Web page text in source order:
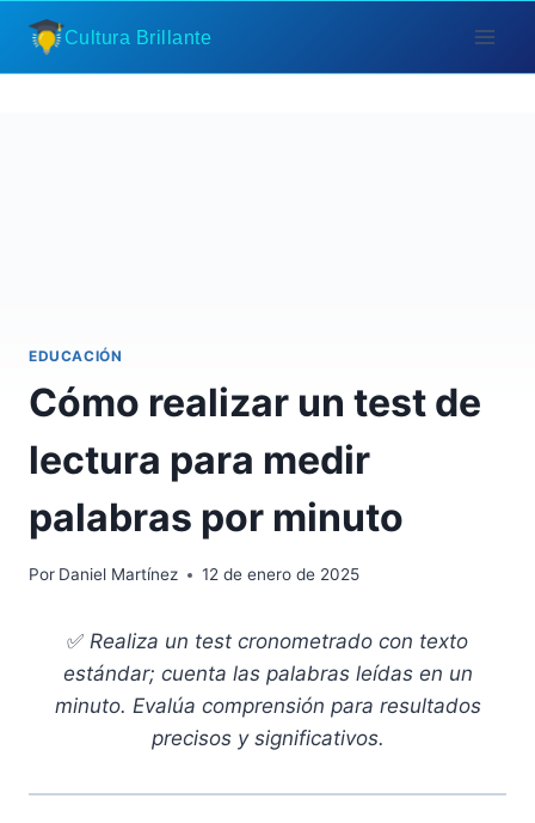
Saltar
contenido
Cultura Brillante
EDUCACIÓN
Cómo realizar un test de
lectura para medir
palabras por minuto
Por Daniel Martínez 12 de enero de 2025
✅ Realiza un test cronometrado con texto
estándar; cuenta las palabras leídas en un
minuto. Evalúa comprensión para resultados
precisos y significativos.